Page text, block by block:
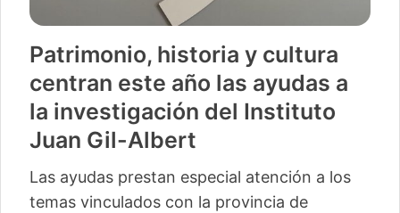
Patrimonio, historia y cultura
centran este año las ayudas a
la investigación del Instituto
Juan Gil-Albert
Las ayudas prestan especial atención a los
temas vinculados con la provincia de